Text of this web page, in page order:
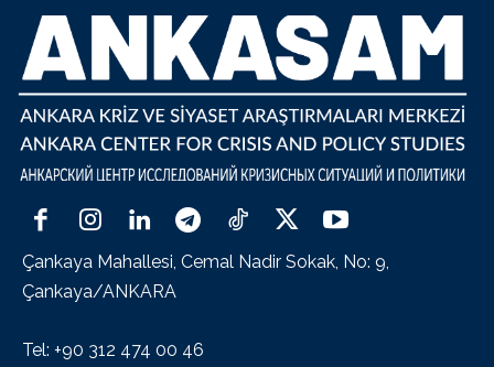
Çankaya Mahallesi, Cemal Nadir Sokak, No: 9,
Çankaya/ANKARA
Tel: +90 312 474 00 46